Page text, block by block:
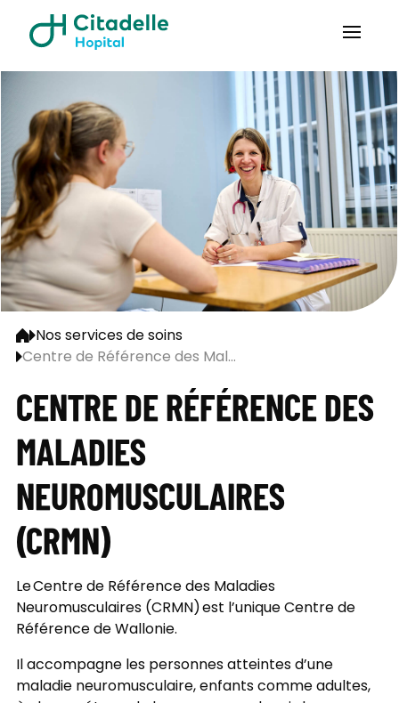
Nos services de soins
Centre de Référence des Mal...
CENTRE DE RÉFÉRENCE DES
MALADIES
NEUROMUSCULAIRES
(CRMN)
Le Centre de Référence des Maladies
Neuromusculaires (CRMN) est l’unique Centre de
Référence de Wallonie.
Il accompagne les personnes atteintes d’une
maladie neuromusculaire, enfants comme adultes,